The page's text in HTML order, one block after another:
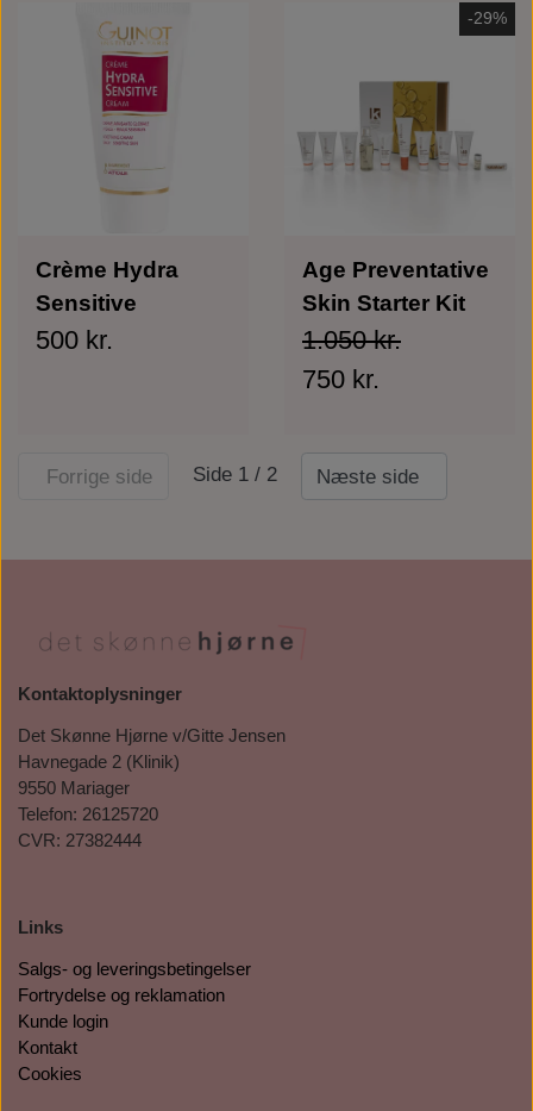
Crème Hydra
Sensitive
500 kr.
-29%
Age Preventative
Skin Starter Kit
1.050 kr.
750 kr.
Forrige side Side 1 / 2 Næste side
Kontaktoplysninger
Det Skønne Hjørne v/Gitte Jensen
Havnegade 2 (Klinik)
9550 Mariager
Telefon: 26125720
CVR: 27382444
Links
Salgs- og leveringsbetingelser
Fortrydelse og reklamation
Kunde login
Kontakt
Cookies